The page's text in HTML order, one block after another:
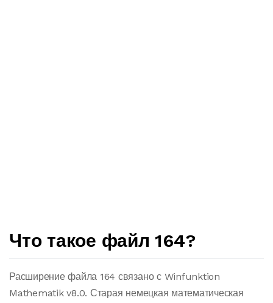
Что такое файл 164?
Расширение файла 164 связано с Winfunktion
Mathematik v8.0. Старая немецкая математическая